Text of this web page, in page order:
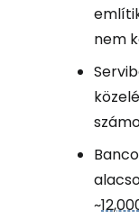
nem
~